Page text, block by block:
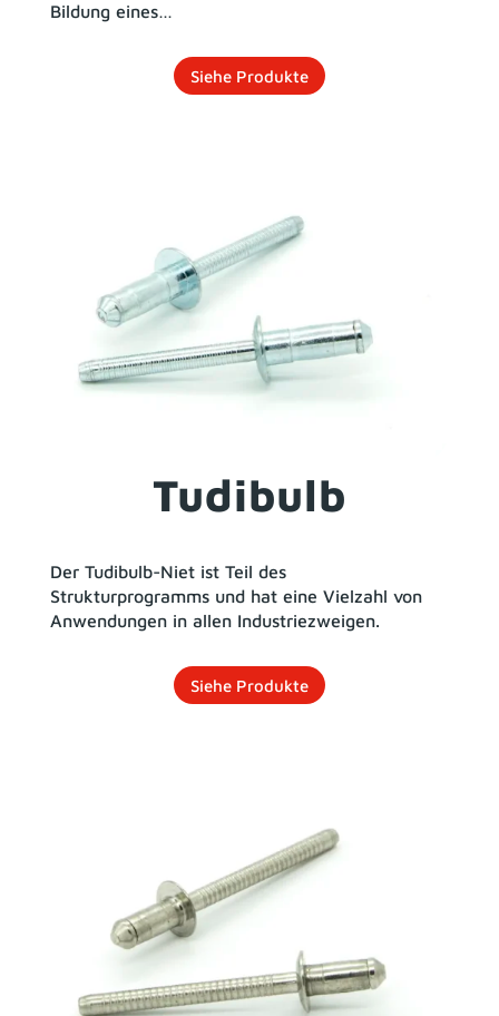
Bildung eines…
Siehe Produkte
Tudibulb
Der Tudibulb-Niet ist Teil des
Strukturprogramms und hat eine Vielzahl von
Anwendungen in allen Industriezweigen.
Siehe Produkte